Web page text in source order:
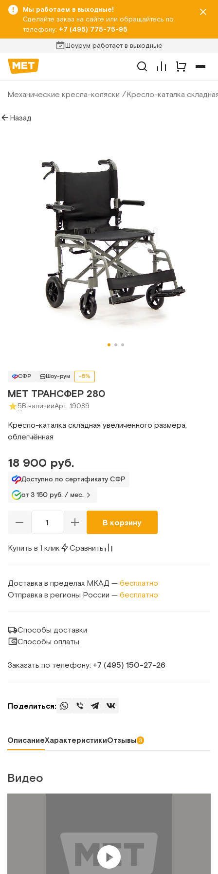
Мы работаем в выходные!
Сделайте заказ на сайте или обращайтесь по
телефону: +7 (495) 775-75-95
Шоурум работает в выходные
Механические кресла-коляски Кресло-каталка
Назад
СФР Шоу-рум -5%
МЕТ ТРАНСФЕР 280
5В наличииАрт. 19089
Кресло-каталка складная увеличенного размера,
облегчённая
18 900 руб.
Доступно по сертификату СФР
от 3 150 руб. / мес.
В корзину
Купить в 1 клик Сравнить
Доставка в пределах МКАД — бесплатно
Отправка в регионы России — бесплатно
Способы доставки
Способы оплаты
Заказать по телефону: +7 (495) 150‑27‑26
Поделиться:
ОписаниеХарактеристикиОтзывы 3
Видео